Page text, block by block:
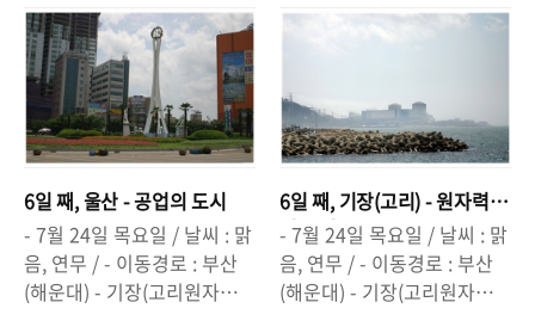
선아리랑이.울려퍼지고있었
어. 정.선.아.라.리. 우리나라.
아리랑의.최고봉.
대에 올라 영월시내를 보았
고 안개가 껴서 잘은 못봤지
만, 별마로에서 본 영월은, 아
담하고. 이뻣어 동강이 휘감
아 돌고, 서강..
(폭우로 고립) [ 안동은 한.국.
적. 문.화.와 유.교.가 살아.있.
다.] [ 하회마을 . . . "가장 한
국적인 곳을 가 보고 싶다" -
엘리자베스여왕 도산서원 . . .
유교정신의 결정체. 애국.저.
항.시.인 . . . 이.육.사. 통일신
라 전탑들. . . 안동.댐. . 안동
을 안개의 도시로 만든 장본
인. ] - 하회마을에 가서 부용
대에 올랐어. 영국 엘리자베
이견대에 올라 대왕암을 바라
보았어. 바다 한가운데서 신
젠, 신라는 대한민국이 되었
으니,독도를 지켜주세요!△
이견대에서 바라본 대왕암. -
석굴암.앞에서.오묘한 미소를
보았어. 오묘한 미소와,주변
의 부조들의 다양한 모습. 그
치만,일본놈들 이 망쳐놓은
석굴암이었지. 아! 석굴암.△
6일 째, 울산 - 공업의 도시
- 7월 24일 목요일 / 날씨 : 맑
음, 연무 / - 이동경로 : 부산
(해운대) - 기장(고리원자력발
6일 째, 기장(고리) - 원자력
의 도시.
- 7월 24일 목요일 / 날씨 : 맑
음, 연무 / - 이동경로 : 부산
(해운대) - 기장(고리원자력발